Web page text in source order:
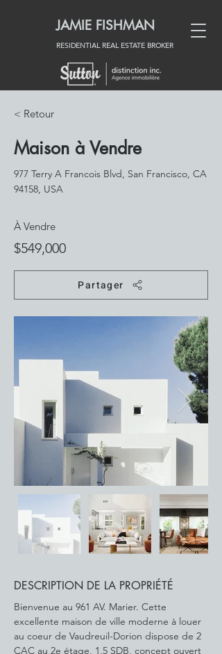
JAMIE FISHMAN
RESIDENTIAL REAL ESTATE BROKER
< Retour
Maison à Vendre
977 Terry A Francois Blvd, San Francisco, CA
94158, USA
À Vendre
$549,000
Partager
DESCRIPTION DE LA PROPRIÉTÉ
Bienvenue au 961 AV. Marier. Cette
excellente maison de ville moderne à louer
au coeur de Vaudreuil-Dorion dispose de 2
CAC au 2e étage, 1,5 SDB, concept ouvert